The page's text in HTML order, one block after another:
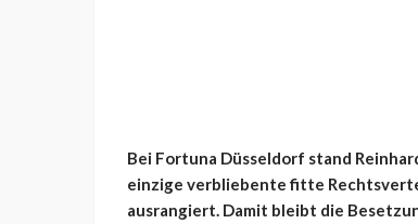
Bei Fortuna Düsseldorf stand
einzige verbliebente fitte
ausrangiert. Damit bleibt die